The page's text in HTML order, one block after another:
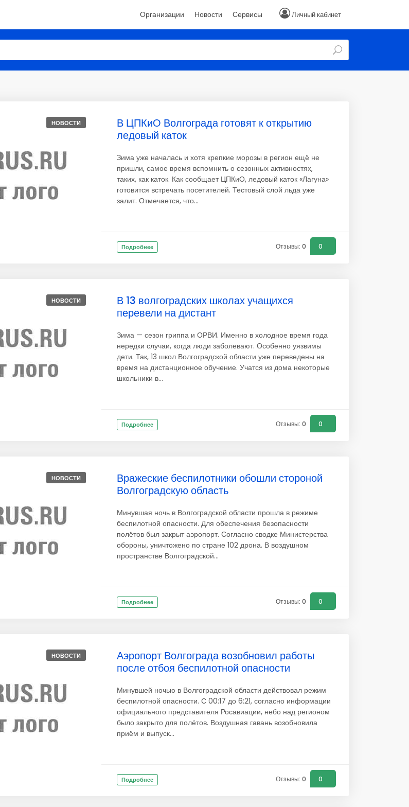
Личный кабинет
Организации Новости Сервисы
НОВОСТИ
В ЦПКиО Волгограда готовят к открытию
ледовый каток
Зима уже началась и хотя крепкие морозы в регион ещё не
пришли, самое время вспомнить о сезонных активностях,
таких, как каток. Как сообщает ЦПКиО, ледовый каток «Лагуна»
готовится встречать посетителей. Тестовый слой льда уже
залит. Отмечается, что...
Подробнее Отзывы: 0 0
НОВОСТИ
В 13 волгоградских школах учащихся
перевели на дистант
Зима — сезон гриппа и ОРВИ. Именно в холодное время года
нередки случаи, когда люди заболевают. Особенно уязвимы
дети. Так, 13 школ Волгоградской области уже переведены на
время на дистанционное обучение. Учатся из дома некоторые
школьники в...
Подробнее Отзывы: 0 0
НОВОСТИ
Вражеские беспилотники обошли стороной
Волгоградскую область
Минувшая ночь в Волгоградской области прошла в режиме
беспилотной опасности. Для обеспечения безопасности
полётов был закрыт аэропорт. Согласно сводке Министерства
обороны, уничтожено по стране 102 дрона. В воздушном
пространстве Волгоградской...
Подробнее Отзывы: 0 0
НОВОСТИ
Аэропорт Волгограда возобновил работы
после отбоя беспилотной опасности
Минувшей ночью в Волгоградской области действовал режим
беспилотной опасности. С 00:17 до 6:21, согласно информации
официального представителя Росавиации, небо над регионом
было закрыто для полётов. Воздушная гавань возобновила
приём и выпуск...
Подробнее Отзывы: 0 0